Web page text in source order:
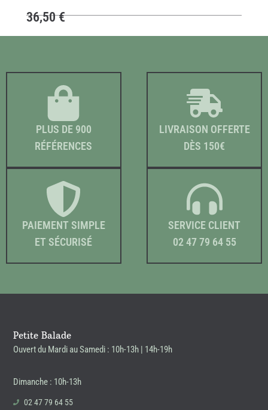
36,50€
PLUS DE 900
RÉFÉRENCES
LIVRAISON OFFERTE
DÈS 150€
PAIEMENT SIMPLE
ET SÉCURISÉ
SERVICE CLIENT
02 47 79 64 55
Petite Balade
Ouvert du Mardi au Samedi : 10h-13h | 14h-19h
Dimanche : 10h-13h
02 47 79 64 55